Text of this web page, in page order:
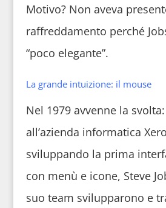
Motivo? Non aveva
raffreddamento perché
“poco elegante”.
La grande intuizione: il mouse
Nel 1979 avvenne la
all’azienda informatica
sviluppando la prima
con menù e icone, Steve
suo team svilupparono e